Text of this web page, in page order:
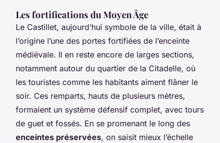
Les fortifications du Moyen Âge
Le Castillet, aujourd’hui symbole de la ville, était à
l’origine l’une des portes fortifiées de l’enceinte
médiévale. Il en reste encore de larges sections,
notamment autour du quartier de la Citadelle, où
les touristes comme les habitants aiment flâner le
soir. Ces remparts, hauts de plusieurs mètres,
formaient un système défensif complet, avec tours
de guet et fossés. En se promenant le long des
enceintes préservées, on saisit mieux l’échelle